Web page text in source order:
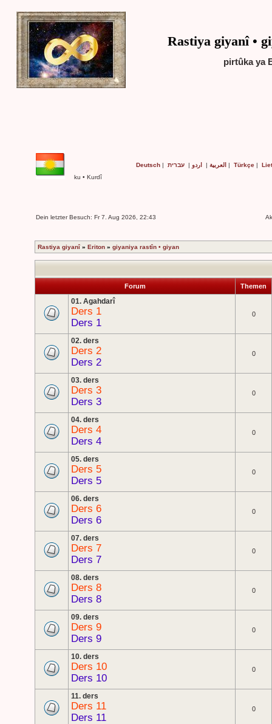
Rastiya giyanî •
pirtûka ya
ku • Kurdî
Deutsch | العربية | اردو | עברית | Türkçe |
Dein letzter Besuch: Fr 7. Aug 2026, 22:43
Rastiya giyanî » Eriton » giyaniya rastîn • giyan
Forum Themen
01. Agahdarî
Ders 1
Ders 1
0
02. ders
Ders 2
Ders 2
0
03. ders
Ders 3
Ders 3
0
04. ders
Ders 4
Ders 4
0
05. ders
Ders 5
Ders 5
0
06. ders
Ders 6
Ders 6
0
07. ders
Ders 7
Ders 7
0
08. ders
Ders 8
Ders 8
0
09. ders
Ders 9
Ders 9
0
10. ders
Ders 10
Ders 10
0
11. ders
Ders 11
Ders 11
0